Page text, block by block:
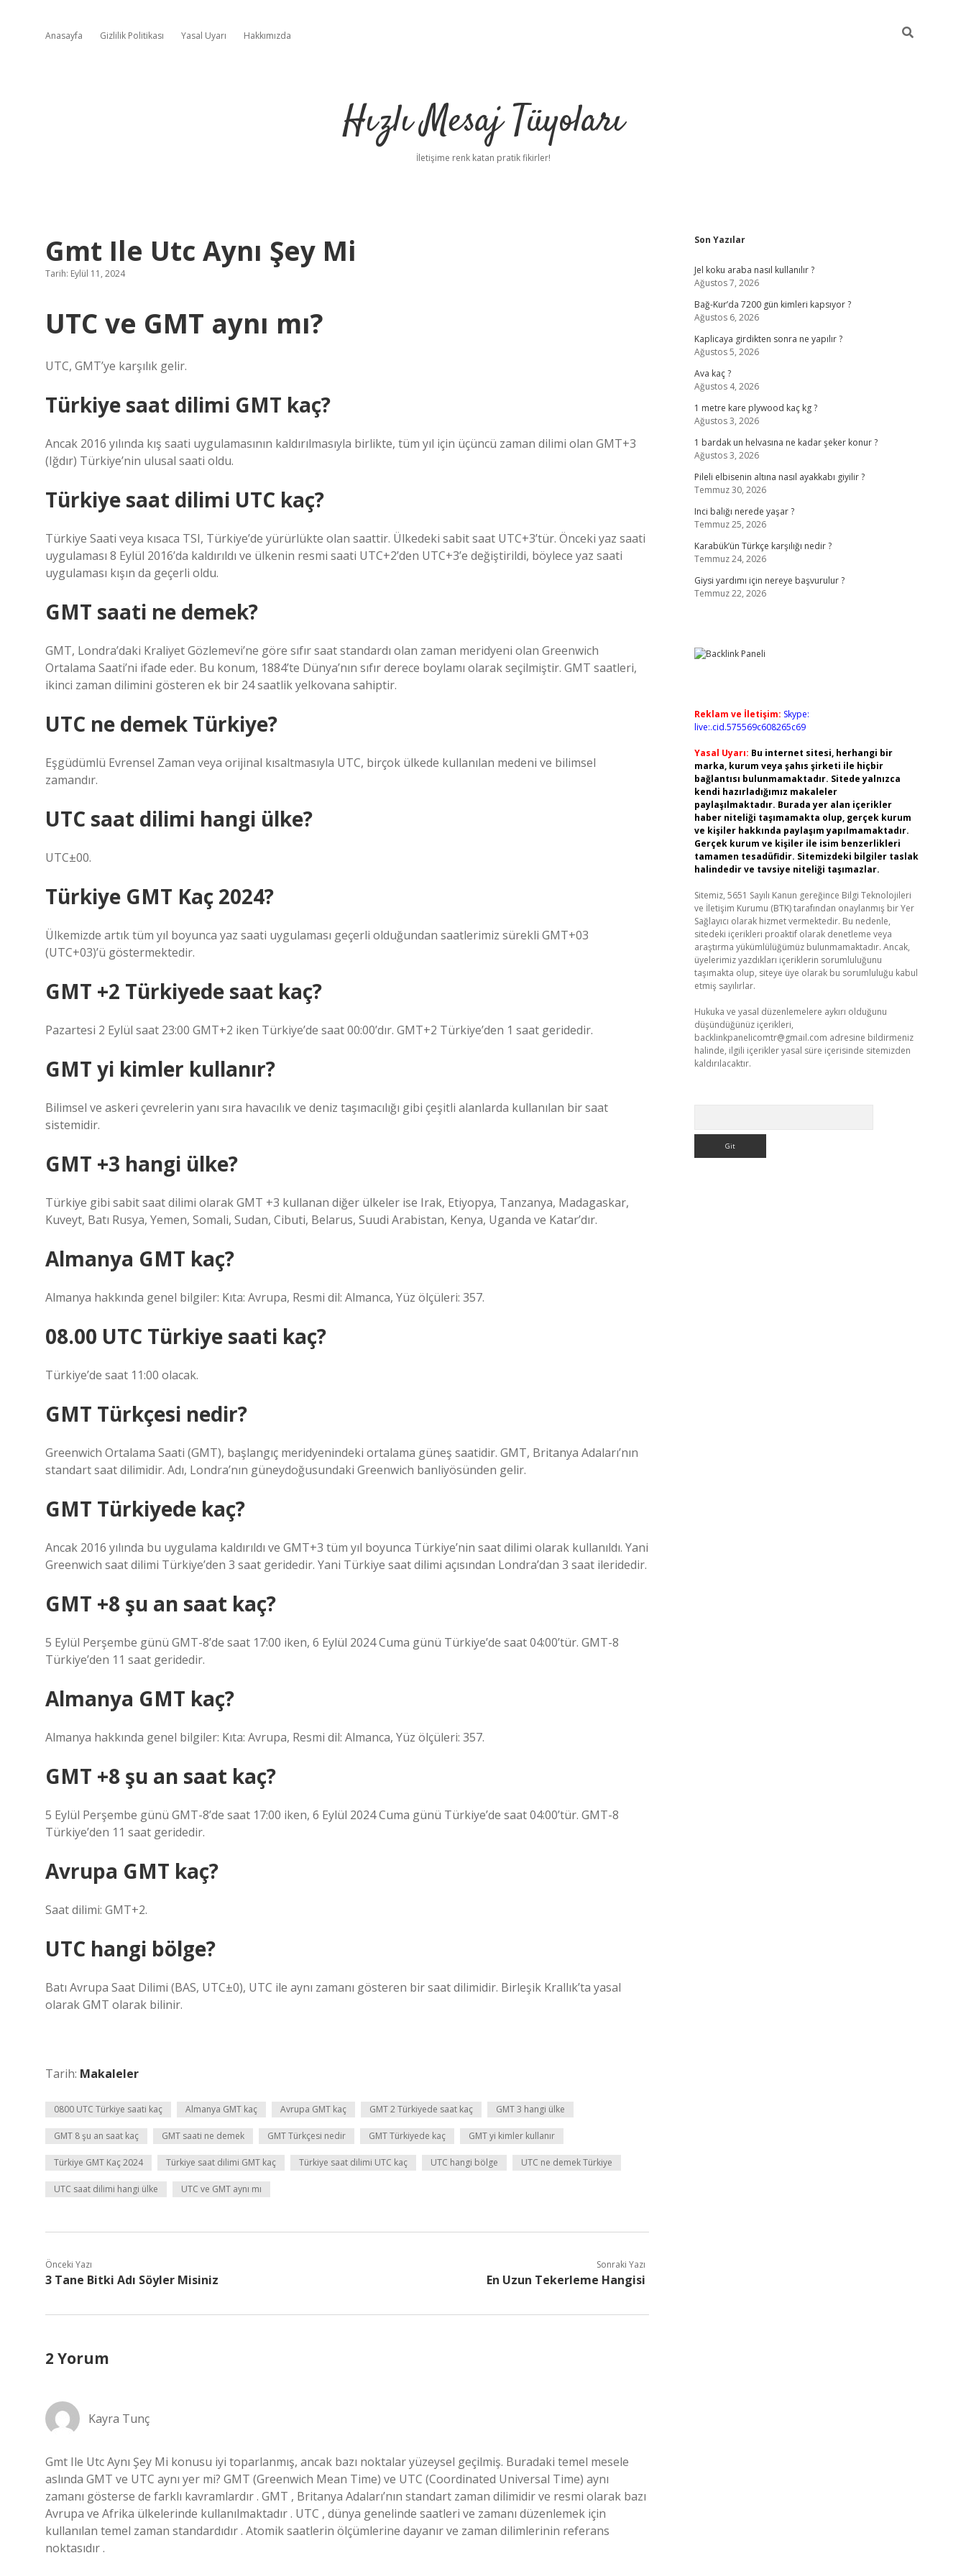
Anasayfa Gizlilik Politikası Yasal Uyarı Hakkımızda
Hızlı Mesaj Tüyoları
İletişime renk katan pratik fikirler!
Gmt Ile Utc Aynı Şey Mi
Tarih: Eylül 11, 2024
UTC ve GMT aynı mı?
UTC, GMT’ye karşılık gelir.
Türkiye saat dilimi GMT kaç?
Ancak 2016 yılında kış saati uygulamasının kaldırılmasıyla birlikte, tüm yıl için üçüncü zaman dilimi olan GMT+3
(Iğdır) Türkiye’nin ulusal saati oldu.
Türkiye saat dilimi UTC kaç?
Türkiye Saati veya kısaca TSI, Türkiye’de yürürlükte olan saattir. Ülkedeki sabit saat UTC+3’tür. Önceki yaz saati
uygulaması 8 Eylül 2016’da kaldırıldı ve ülkenin resmi saati UTC+2’den UTC+3’e değiştirildi, böylece yaz saati
uygulaması kışın da geçerli oldu.
GMT saati ne demek?
GMT, Londra’daki Kraliyet Gözlemevi’ne göre sıfır saat standardı olan zaman meridyeni olan Greenwich
Ortalama Saati’ni ifade eder. Bu konum, 1884’te Dünya’nın sıfır derece boylamı olarak seçilmiştir. GMT saatleri,
ikinci zaman dilimini gösteren ek bir 24 saatlik yelkovana sahiptir.
UTC ne demek Türkiye?
Eşgüdümlü Evrensel Zaman veya orijinal kısaltmasıyla UTC, birçok ülkede kullanılan medeni ve bilimsel
zamandır.
UTC saat dilimi hangi ülke?
UTC±00.
Türkiye GMT Kaç 2024?
Ülkemizde artık tüm yıl boyunca yaz saati uygulaması geçerli olduğundan saatlerimiz sürekli GMT+03
(UTC+03)’ü göstermektedir.
GMT +2 Türkiyede saat kaç?
Pazartesi 2 Eylül saat 23:00 GMT+2 iken Türkiye’de saat 00:00’dır. GMT+2 Türkiye’den 1 saat geridedir.
GMT yi kimler kullanır?
Bilimsel ve askeri çevrelerin yanı sıra havacılık ve deniz taşımacılığı gibi çeşitli alanlarda kullanılan bir saat
sistemidir.
GMT +3 hangi ülke?
Türkiye gibi sabit saat dilimi olarak GMT +3 kullanan diğer ülkeler ise Irak, Etiyopya, Tanzanya, Madagaskar,
Kuveyt, Batı Rusya, Yemen, Somali, Sudan, Cibuti, Belarus, Suudi Arabistan, Kenya, Uganda ve Katar’dır.
Almanya GMT kaç?
Almanya hakkında genel bilgiler: Kıta: Avrupa, Resmi dil: Almanca, Yüz ölçüleri: 357.
08.00 UTC Türkiye saati kaç?
Türkiye’de saat 11:00 olacak.
GMT Türkçesi nedir?
Greenwich Ortalama Saati (GMT), başlangıç ​​meridyenindeki ortalama güneş saatidir. GMT, Britanya Adaları’nın
standart saat dilimidir. Adı, Londra’nın güneydoğusundaki Greenwich banliyösünden gelir.
GMT Türkiyede kaç?
Ancak 2016 yılında bu uygulama kaldırıldı ve GMT+3 tüm yıl boyunca Türkiye’nin saat dilimi olarak kullanıldı. Yani
Greenwich saat dilimi Türkiye’den 3 saat geridedir. Yani Türkiye saat dilimi açısından Londra’dan 3 saat ileridedir.
GMT +8 şu an saat kaç?
5 Eylül Perşembe günü GMT-8’de saat 17:00 iken, 6 Eylül 2024 Cuma günü Türkiye’de saat 04:00’tür. GMT-8
Türkiye’den 11 saat geridedir.
Almanya GMT kaç?
Almanya hakkında genel bilgiler: Kıta: Avrupa, Resmi dil: Almanca, Yüz ölçüleri: 357.
GMT +8 şu an saat kaç?
5 Eylül Perşembe günü GMT-8’de saat 17:00 iken, 6 Eylül 2024 Cuma günü Türkiye’de saat 04:00’tür. GMT-8
Türkiye’den 11 saat geridedir.
Avrupa GMT kaç?
Saat dilimi: GMT+2.
UTC hangi bölge?
Batı Avrupa Saat Dilimi (BAS, UTC±0), UTC ile aynı zamanı gösteren bir saat dilimidir. Birleşik Krallık’ta yasal
olarak GMT olarak bilinir.
Tarih: Makaleler
0800 UTC Türkiye saati kaç Almanya GMT kaç Avrupa GMT kaç GMT 2 Türkiyede saat kaç GMT 3 hangi ülke
GMT 8 şu an saat kaç GMT saati ne demek GMT Türkçesi nedir GMT Türkiyede kaç GMT yi kimler kullanır
Türkiye GMT Kaç 2024 Türkiye saat dilimi GMT kaç Türkiye saat dilimi UTC kaç UTC hangi bölge UTC ne demek Türkiye
UTC saat dilimi hangi ülke UTC ve GMT aynı mı
Önceki Yazı
3 Tane Bitki Adı Söyler Misiniz
Sonraki Yazı
En Uzun Tekerleme Hangisi
2 Yorum
Kayra Tunç
Gmt Ile Utc Aynı Şey Mi konusu iyi toparlanmış, ancak bazı noktalar yüzeysel geçilmiş. Buradaki temel mesele
aslında GMT ve UTC aynı yer mi? GMT (Greenwich Mean Time) ve UTC (Coordinated Universal Time) aynı
zamanı gösterse de farklı kavramlardır . GMT , Britanya Adaları’nın standart zaman dilimidir ve resmi olarak bazı
Avrupa ve Afrika ülkelerinde kullanılmaktadır . UTC , dünya genelinde saatleri ve zamanı düzenlemek için
kullanılan temel zaman standardıdır . Atomik saatlerin ölçümlerine dayanır ve zaman dilimlerinin referans
noktasıdır .
Sidebar
Son Yazılar
Jel koku araba nasıl kullanılır ?
Ağustos 7, 2026
Bağ-Kur’da 7200 gün kimleri kapsıyor ?
Ağustos 6, 2026
Kaplicaya girdikten sonra ne yapılır ?
Ağustos 5, 2026
Ava kaç ?
Ağustos 4, 2026
1 metre kare plywood kaç kg ?
Ağustos 3, 2026
1 bardak un helvasına ne kadar şeker konur ?
Ağustos 3, 2026
Pileli elbisenin altına nasıl ayakkabı giyilir ?
Temmuz 30, 2026
Inci balığı nerede yaşar ?
Temmuz 25, 2026
Karabük’ün Türkçe karşılığı nedir ?
Temmuz 24, 2026
Giysi yardımı için nereye başvurulur ?
Temmuz 22, 2026
Reklam ve İletişim: Skype:
live:.cid.575569c608265c69
Yasal Uyarı: Bu internet sitesi, herhangi bir
marka, kurum veya şahıs şirketi ile hiçbir
bağlantısı bulunmamaktadır. Sitede yalnızca
kendi hazırladığımız makaleler
paylaşılmaktadır. Burada yer alan içerikler
haber niteliği taşımamakta olup, gerçek kurum
ve kişiler hakkında paylaşım yapılmamaktadır.
Gerçek kurum ve kişiler ile isim benzerlikleri
tamamen tesadüfidir. Sitemizdeki bilgiler taslak
halindedir ve tavsiye niteliği taşımazlar.
Sitemiz, 5651 Sayılı Kanun gereğince Bilgi Teknolojileri
ve İletişim Kurumu (BTK) tarafından onaylanmış bir Yer
Sağlayıcı olarak hizmet vermektedir. Bu nedenle,
sitedeki içerikleri proaktif olarak denetleme veya
araştırma yükümlülüğümüz bulunmamaktadır. Ancak,
üyelerimiz yazdıkları içeriklerin sorumluluğunu
taşımakta olup, siteye üye olarak bu sorumluluğu kabul
etmiş sayılırlar.
Hukuka ve yasal düzenlemelere aykırı olduğunu
düşündüğünüz içerikleri,
backlinkpanelicomtr@gmail.com adresine bildirmeniz
halinde, ilgili içerikler yasal süre içerisinde sitemizden
kaldırılacaktır.